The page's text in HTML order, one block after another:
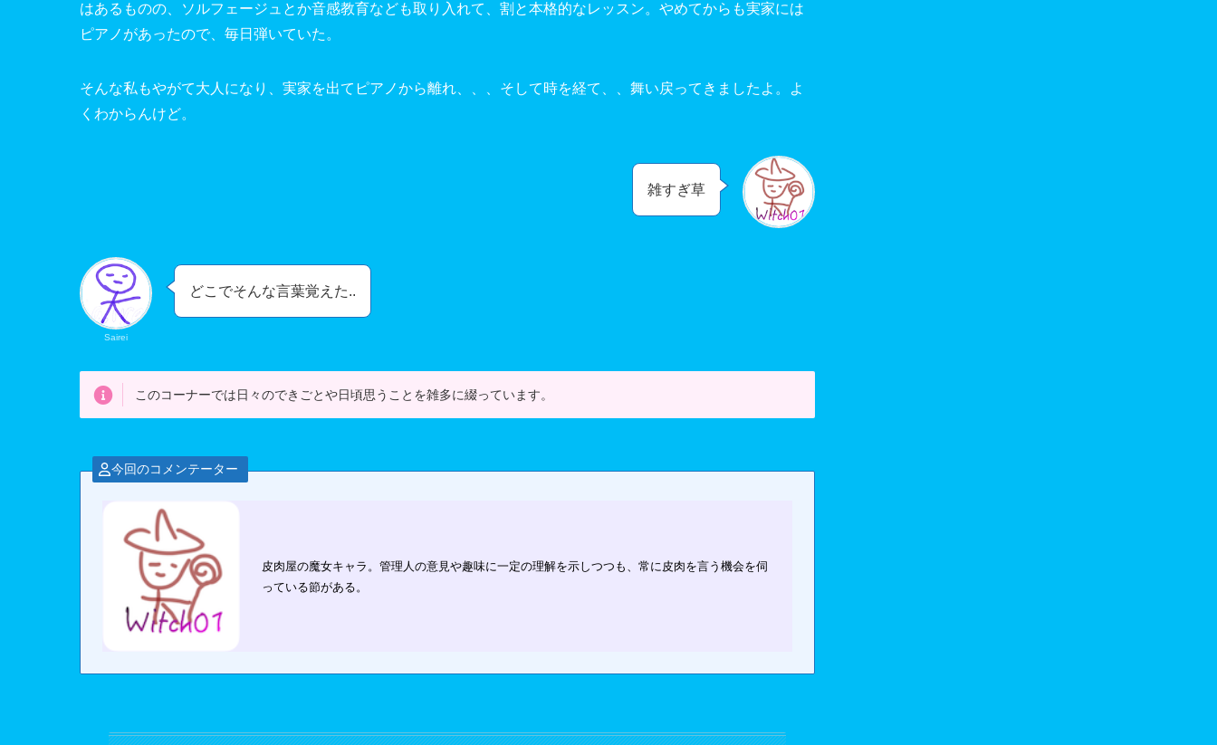
はあるものの、ソルフェージュとか音感教育なども取り入れて、割と本格的なレッスン。やめてからも実家には
ピアノがあったので、毎日弾いていた。
そんな私もやがて大人になり、実家を出てピアノから離れ、、、そして時を経て、、舞い戻ってきましたよ。よ
くわからんけど。
雑すぎ草
Sairei
どこでそんな言葉覚えた..
このコーナーでは日々のできごとや日頃思うことを雑多に綴っています。
今回のコメンテーター
皮肉屋の魔女キャラ。管理人の意見や趣味に一定の理解を示しつつも、常に皮肉を言う機会を伺
っている節がある。